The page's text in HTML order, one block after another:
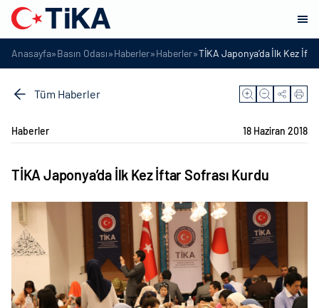
Anasayfa»Basın Odası»Haberler»Haberler»TİKA Japonya’da İlk Kez
Tüm Haberler
Haberler 18 Haziran 2018
TİKA Japonya’da İlk Kez İftar Sofrası Kurdu